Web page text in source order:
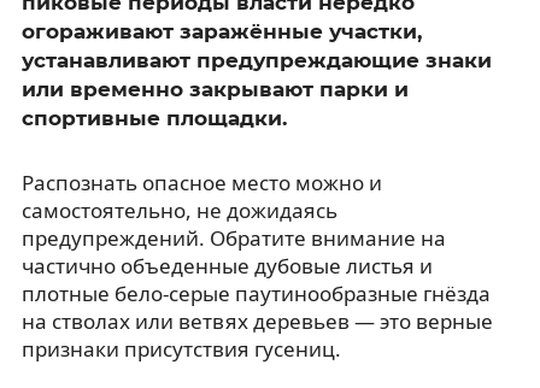
огораживают заражённые участки,
устанавливают предупреждающие знаки
или временно закрывают парки и
спортивные площадки.
Распознать опасное место можно и
самостоятельно, не дожидаясь
предупреждений. Обратите внимание на
частично объеденные дубовые листья и
плотные бело-серые паутинообразные гнёзда
на стволах или ветвях деревьев — это верные
признаки присутствия гусениц.